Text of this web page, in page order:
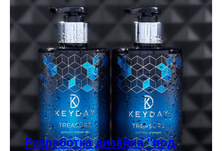
Разработка дизайна "под